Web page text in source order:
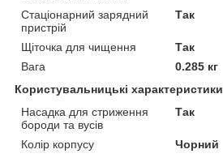
Стаціонарний зарядний
пристрій
Так
Щіточка для чищення
Так
Вага
0.285 кг
Користувальницькі характеристики
Насадка для стриження
бороди та вусів
Так
Колір корпусу Чорний